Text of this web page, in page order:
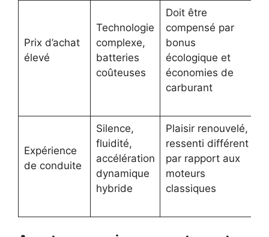
Prix d’achat
élevé
Technologie
complexe,
batteries
coûteuses
Doit être
compensé par
bonus
écologique et
économies de
carburant
Expérience
de conduite
Silence,
fluidité,
accélération
dynamique
hybride
Plaisir renouvelé,
ressenti différent
par rapport aux
moteurs
classiques